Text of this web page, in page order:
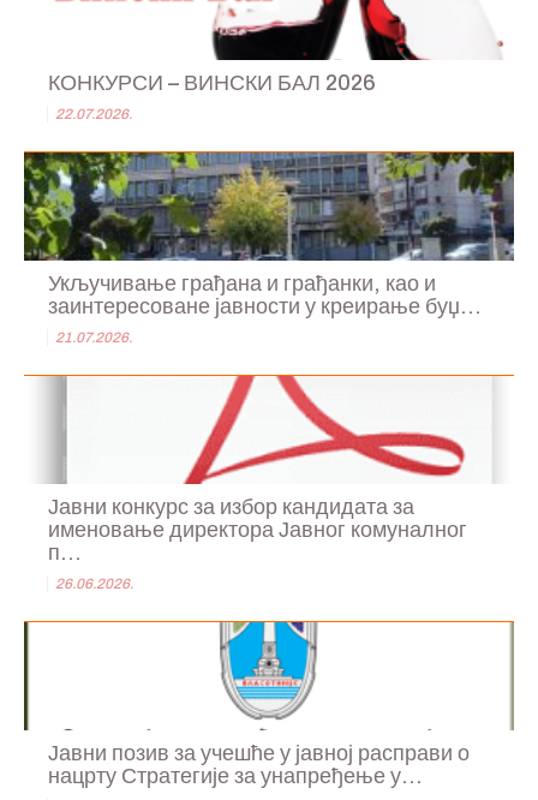
КОНКУРСИ – ВИНСКИ БАЛ 2026
22.07.2026.
Укључивање грађана и грађанки, као и
заинтересоване јавности у креирање буџ...
21.07.2026.
Јавни конкурс за избор кандидата за
именовање директора Јавног комуналног
п...
26.06.2026.
Јавни позив за учешће у јавној расправи о
нацрту Стратегије за унапређење у...